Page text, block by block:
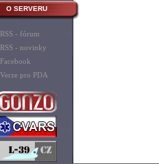
O SERVERU
RSS - fórum
RSS - novinky
Facebook
Verze pro PDA